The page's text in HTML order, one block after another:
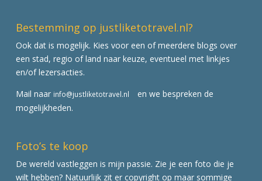
Bestemming op justliketotravel.nl?
Ook dat is mogelijk. Kies voor een of meerdere blogs over
een stad, regio of land naar keuze, eventueel met linkjes
en/of lezersacties.
Mail naar info@justliketotravel.nl
en we bespreken de
mogelijkheden.
Foto’s te koop
De wereld vastleggen is mijn passie. Zie je een foto die je
wilt hebben? Natuurlijk zit er copyright op maar sommige